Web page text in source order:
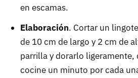
en escamas.
Elaboración. Cortar un
de 10 cm de largo y 2 cm de
parrilla y dorarlo ligeramente,
cocine un minuto por cada